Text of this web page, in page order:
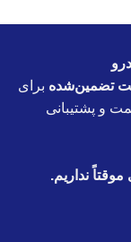
تضمین‌شده برای
و پشتیبانی
نداریم.